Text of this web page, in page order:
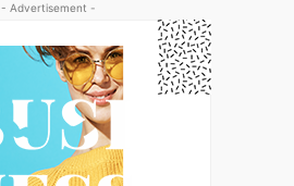
- Advertisement -